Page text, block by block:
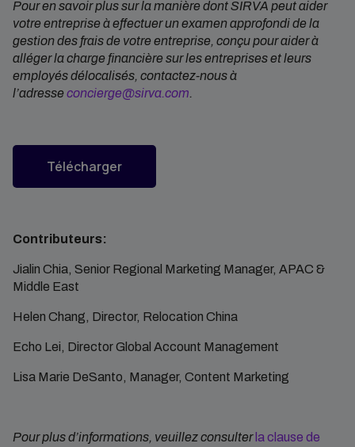
Pour en savoir plus sur la manière dont SIRVA peut aider
votre entreprise à effectuer un examen approfondi de la
gestion des frais de votre entreprise, conçu pour aider à
alléger la charge financière sur les entreprises et leurs
employés délocalisés, contactez-nous à
l’adresse concierge@sirva.com.
Télécharger
Contributeurs:
Jialin Chia, Senior Regional Marketing Manager, APAC &
Middle East
Helen Chang, Director, Relocation China
Echo Lei, Director Global Account Management
Lisa Marie DeSanto, Manager, Content Marketing
Pour plus d’informations, veuillez consulter la clause de